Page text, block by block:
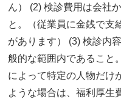
ん） (2) 検診費用は会社
と。（従業員に金銭で支
があります） (3) 検診内
般的な範囲内であること
によって特定の人物だけ
ような場合は、福利厚生